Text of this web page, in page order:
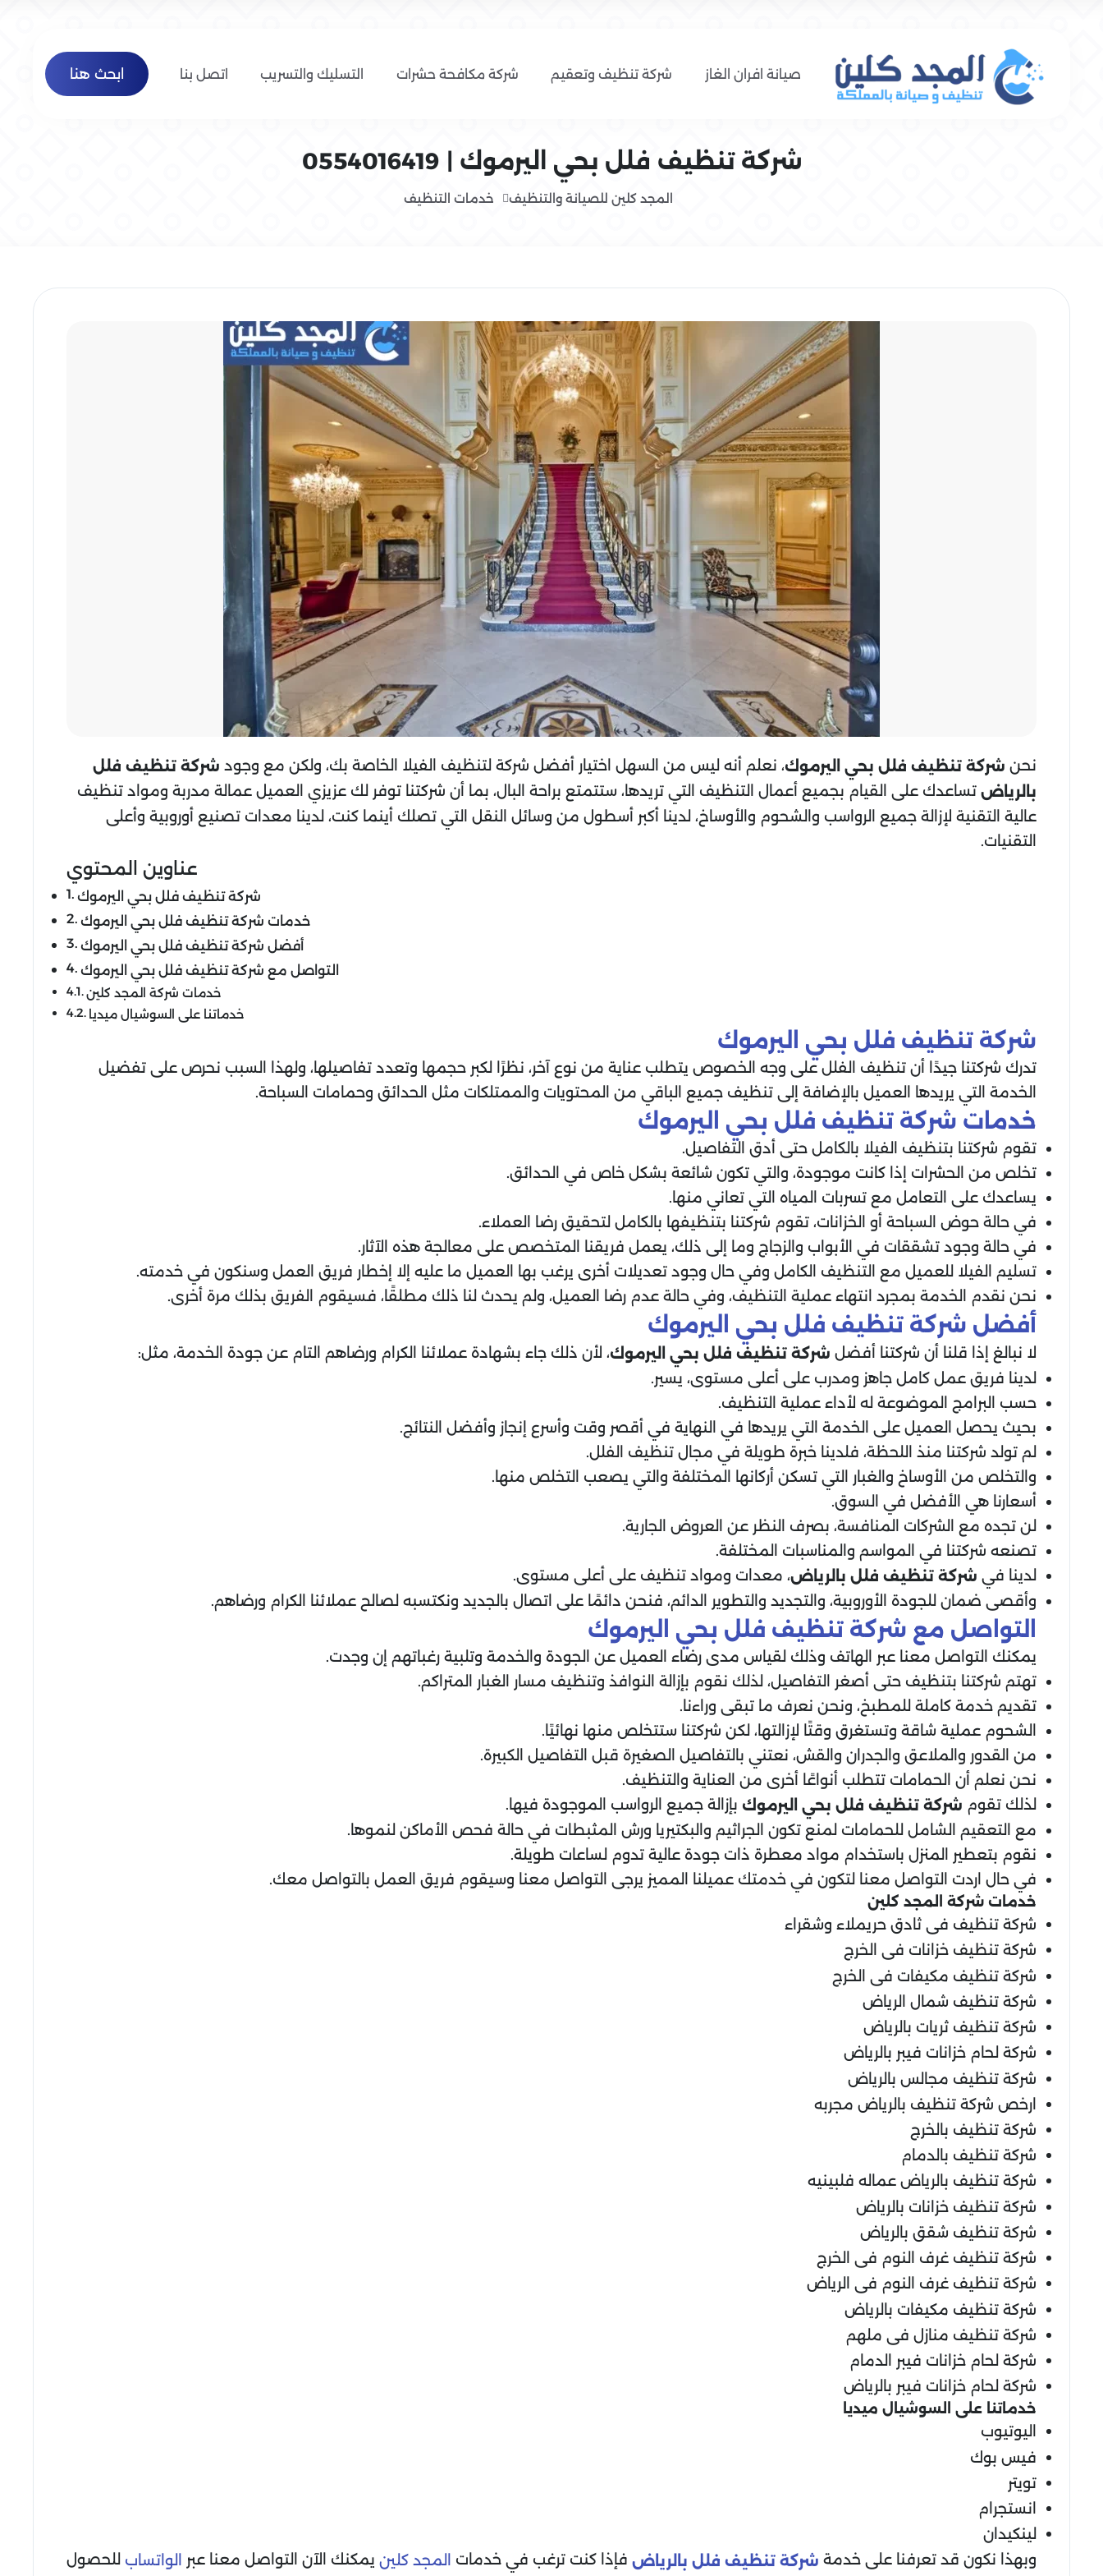
صيانة افران الغاز شركة تنظيف وتعقيم شركة مكافحة حشرات التسليك والتسريب اتصل بنا ابحث هنا
شركة تنظيف فلل بحي اليرموك | 0554016419
المجد كلين للصيانة والتنظيف خدمات التنظيف
نحن شركة تنظيف فلل بحي اليرموك، نعلم أنه ليس من السهل اختيار أفضل شركة لتنظيف الفيلا الخاصة بك، ولكن مع وجود شركة تنظيف فلل
بالرياض تساعدك على القيام بجميع أعمال التنظيف التي تريدها، ستتمتع براحة البال، بما أن شركتنا توفر لك عزيزي العميل عمالة مدربة ومواد تنظيف
عالية التقنية لإزالة جميع الرواسب والشحوم والأوساخ، لدينا أكبر أسطول من وسائل النقل التي تصلك أينما كنت، لدينا معدات تصنيع أوروبية وأعلى
التقنيات.
عناوين المحتوي
شركة تنظيف فلل بحي اليرموك
خدمات شركة تنظيف فلل بحي اليرموك
أفضل شركة تنظيف فلل بحي اليرموك
التواصل مع شركة تنظيف فلل بحي اليرموك
خدمات شركة المجد كلين
خدماتنا على السوشيال ميديا
شركة تنظيف فلل بحي اليرموك
تدرك شركتنا جيدًا أن تنظيف الفلل على وجه الخصوص يتطلب عناية من نوع آخر، نظرًا لكبر حجمها وتعدد تفاصيلها، ولهذا السبب نحرص على تفضيل
الخدمة التي يريدها العميل بالإضافة إلى تنظيف جميع الباقي من المحتويات والممتلكات مثل الحدائق وحمامات السباحة.
خدمات شركة تنظيف فلل بحي اليرموك
تقوم شركتنا بتنظيف الفيلا بالكامل حتى أدق التفاصيل.
تخلص من الحشرات إذا كانت موجودة، والتي تكون شائعة بشكل خاص في الحدائق.
يساعدك على التعامل مع تسربات المياه التي تعاني منها.
في حالة حوض السباحة أو الخزانات، تقوم شركتنا بتنظيفها بالكامل لتحقيق رضا العملاء.
في حالة وجود تشققات في الأبواب والزجاج وما إلى ذلك، يعمل فريقنا المتخصص على معالجة هذه الآثار.
تسليم الفيلا للعميل مع التنظيف الكامل وفي حال وجود تعديلات أخرى يرغب بها العميل ما عليه إلا إخطار فريق العمل وسنكون في خدمته.
نحن نقدم الخدمة بمجرد انتهاء عملية التنظيف، وفي حالة عدم رضا العميل، ولم يحدث لنا ذلك مطلقًا، فسيقوم الفريق بذلك مرة أخرى.
أفضل شركة تنظيف فلل بحي اليرموك
لا نبالغ إذا قلنا أن شركتنا أفضل شركة تنظيف فلل بحي اليرموك، لأن ذلك جاء بشهادة عملائنا الكرام ورضاهم التام عن جودة الخدمة، مثل:
لدينا فريق عمل كامل جاهز ومدرب على أعلى مستوى، يسير.
حسب البرامج الموضوعة له لأداء عملية التنظيف.
بحيث يحصل العميل على الخدمة التي يريدها في النهاية في أقصر وقت وأسرع إنجاز وأفضل النتائج.
لم تولد شركتنا منذ اللحظة، فلدينا خبرة طويلة في مجال تنظيف الفلل.
والتخلص من الأوساخ والغبار التي تسكن أركانها المختلفة والتي يصعب التخلص منها.
أسعارنا هي الأفضل في السوق.
لن تجده مع الشركات المنافسة، بصرف النظر عن العروض الجارية.
تصنعه شركتنا في المواسم والمناسبات المختلفة.
لدينا في شركة تنظيف فلل بالرياض، معدات ومواد تنظيف على أعلى مستوى.
وأقصى ضمان للجودة الأوروبية، والتجديد والتطوير الدائم، فنحن دائمًا على اتصال بالجديد ونكتسبه لصالح عملائنا الكرام ورضاهم.
التواصل مع شركة تنظيف فلل بحي اليرموك
يمكنك التواصل معنا عبر الهاتف وذلك لقياس مدى رضاء العميل عن الجودة والخدمة وتلبية رغباتهم إن وجدت.
تهتم شركتنا بتنظيف حتى أصغر التفاصيل، لذلك نقوم بإزالة النوافذ وتنظيف مسار الغبار المتراكم.
تقديم خدمة كاملة للمطبخ، ونحن نعرف ما تبقى وراءنا.
الشحوم عملية شاقة وتستغرق وقتًا لإزالتها، لكن شركتنا ستتخلص منها نهائيًا.
من القدور والملاعق والجدران والقش، نعتني بالتفاصيل الصغيرة قبل التفاصيل الكبيرة.
نحن نعلم أن الحمامات تتطلب أنواعًا أخرى من العناية والتنظيف.
لذلك تقوم شركة تنظيف فلل بحي اليرموك بإزالة جميع الرواسب الموجودة فيها.
مع التعقيم الشامل للحمامات لمنع تكون الجراثيم والبكتيريا ورش المثبطات في حالة فحص الأماكن لنموها.
نقوم بتعطير المنزل باستخدام مواد معطرة ذات جودة عالية تدوم لساعات طويلة.
في حال اردت التواصل معنا لتكون في خدمتك عميلنا المميز يرجى التواصل معنا وسيقوم فريق العمل بالتواصل معك.
خدمات شركة المجد كلين
شركة تنظيف فى ثادق حريملاء وشقراء
شركة تنظيف خزانات فى الخرج
شركة تنظيف مكيفات فى الخرج
شركة تنظيف شمال الرياض
شركة تنظيف ثريات بالرياض
شركة لحام خزانات فيبر بالرياض
شركة تنظيف مجالس بالرياض
ارخص شركة تنظيف بالرياض مجربه
شركة تنظيف بالخرج
شركة تنظيف بالدمام
شركة تنظيف بالرياض عماله فلبينيه
شركة تنظيف خزانات بالرياض
شركة تنظيف شقق بالرياض
شركة تنظيف غرف النوم فى الخرج
شركة تنظيف غرف النوم فى الرياض
شركة تنظيف مكيفات بالرياض
شركة تنظيف منازل فى ملهم
شركة لحام خزانات فيبر الدمام
شركة لحام خزانات فيبر بالرياض
خدماتنا على السوشيال ميديا
اليوتيوب
فيس بوك
تويتر
انستجرام
لينكيدان
وبهذا نكون قد تعرفنا على خدمة شركة تنظيف فلل بالرياض فإذا كنت ترغب في خدمات المجد كلين يمكنك الآن التواصل معنا عبر الواتساب للحصول